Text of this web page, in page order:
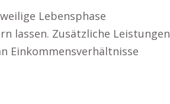
Lebensphase
lassen. Zusätzliche Leistungen
Einkommensverhältnisse